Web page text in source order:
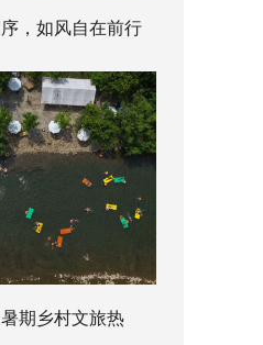
，如风自在前行
期乡村文旅热